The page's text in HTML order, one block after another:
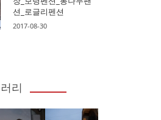
션_로글리펜션
2017-08-30
리